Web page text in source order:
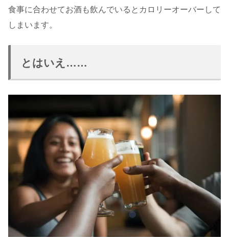
食事に合わせてお酒も飲んでいるとカロリーオーバーして
しまいます。
とはいえ……